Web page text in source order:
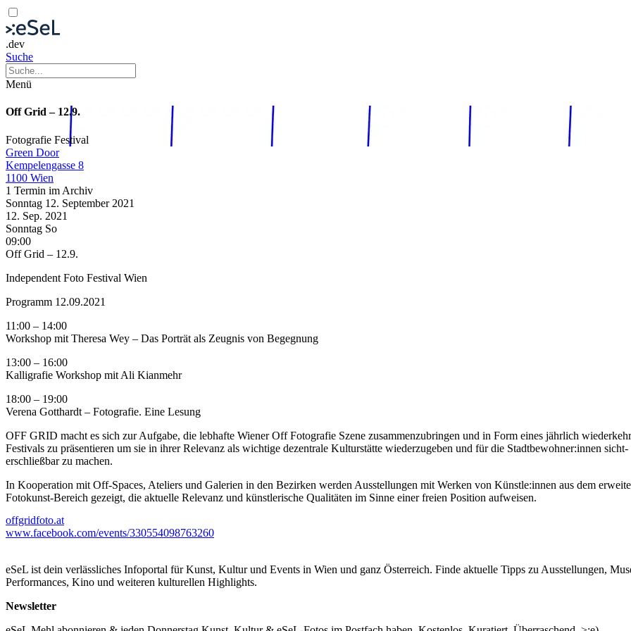
.dev
Suche
Menü
Off Grid – 12.9.
Fotografie Festival
Green Door
Kempelengasse 8
1100 Wien
1 Termin im Archiv
Sonntag 12. September 2021
12. Sep. 2021
Sonntag So
09:00
Off Grid – 12.9.
Independent Foto Festival Wien
Programm 12.09.2021
11:00 – 14:00
Workshop mit Theresa Wey – Das Porträt als Zeugnis von Begegnung
13:00 – 16:00
Kalligrafie Workshop mit Ali Kianmehr
18:00 – 19:00
Verena Gotthardt – Fotografie. Eine Lesung
OFF GRID macht es sich zur Aufgabe, die lebhafte Wiener Off Fotografie Szene zusammenzubringen und in Form eines jährlich
Festivals zu präsentieren um sie in ihrer Relevanz als wichtige dezentrale Kulturstätte wiederzugeben und für die Stadtbewohner:innen sicht-
erschließbar zu machen.
In Kooperation mit Off-Spaces, Ateliers und Galerien in den Bezirken werden Ausstellungen mit Werken von Künstle:innen aus dem
Fotokunst-Bereich gezeigt, die aktuelle Relevanz und künstlerische Qualitäten im Sinne einer freien Position aufweisen.
Für 8.-12.9.2021 planen wir die zweite Ausgabe des Festivals. Besonders wollen wir die unmittelbare Nachbarschaft der Festivalzentrale in
DOOR artists space & gallery, mit dem Kreta Grätzl, Sonnwendviertel und dem Caritas Bildungszentrum im Kempelenpark ansprechen und
Das Festival wurde von Paul Pibernig und Sebastian Gansrigler ins Leben gerufen und fand im Oktober 2020 zum ersten mal statt. Mit der
in der Galerie Die Schöne im 16. Bezirk und 4 Partnerlocations in der Stadt konnten über 45 Künstler:innen in verschiedenen Ausstellungen
offgridfoto.at
www.facebook.com/events/330554098763260
eSeL ist dein verlässliches Infoportal für Kunst, Kultur und Events in Wien und ganz Österreich. Finde aktuelle Tipps zu Ausstellungen,
Performances, Kino und weiteren kulturellen Highlights.
Newsletter